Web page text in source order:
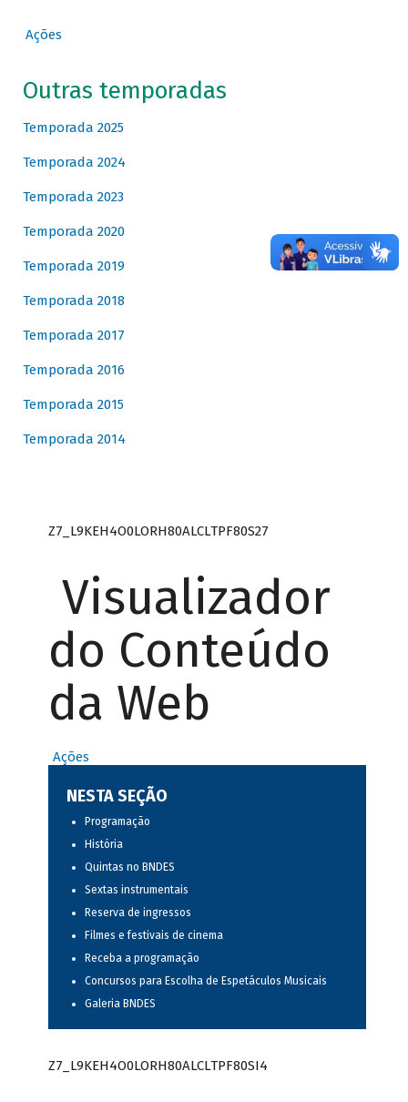
Ações
Outras temporadas
Temporada 2025
Temporada 2024
Temporada 2023
Temporada 2020
Temporada 2019
Temporada 2018
Temporada 2017
Temporada 2016
Temporada 2015
Temporada 2014
Z7_L9KEH4O0LORH80ALCLTPF80S27
Visualizador
do Conteúdo
da Web
Ações
NESTA SEÇÃO
Programação
História
Quintas no BNDES
Sextas instrumentais
Reserva de ingressos
Filmes e festivais de cinema
Receba a programação
Concursos para Escolha de Espetáculos Musicais
Galeria BNDES
Z7_L9KEH4O0LORH80ALCLTPF80SI4